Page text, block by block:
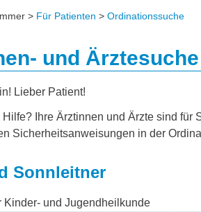
> Für Patienten > Ordinationssuche
und Ärztesuche
Lieber Patient!
Ihre Ärztinnen und Ärzte sind für
Sicherheitsanweisungen in der
Sonnleitner
Kinder- und Jugendheilkunde